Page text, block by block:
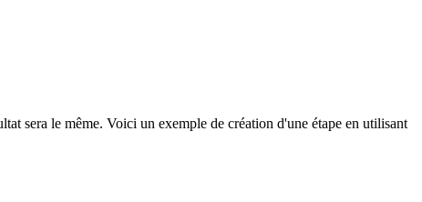
sera le même. Voici un exemple de création d'une étape en utilisant